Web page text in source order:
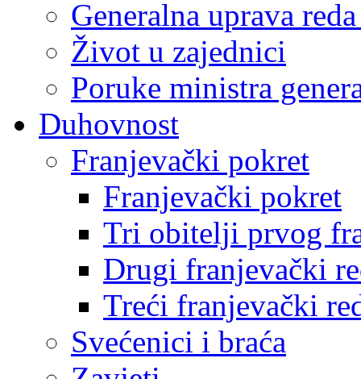
Generalna uprava
Život u zajednici
Poruke ministra
Duhovnost
Franjevački pokret
Franjevački pokret
Tri obitelji prvog
Drugi franjevački
Treći franjevački
Svećenici i braća